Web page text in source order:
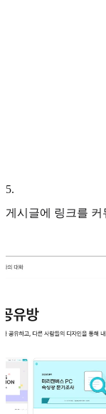
5.
게시글에 링크를